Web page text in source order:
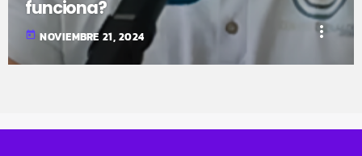
funciona?
today NOVIEMBRE 21, 2024 more_vert